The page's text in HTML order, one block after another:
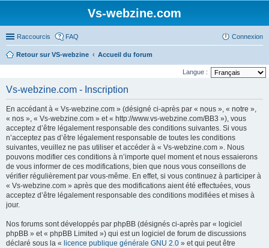
Vs-webzine.com
Raccourcis FAQ Connexion
Retour sur VS-webzine Accueil du forum
Langue :
Vs-webzine.com - Inscription
En accédant à « Vs-webzine.com » (désigné ci-après par « nous », « notre »,
« nos », « Vs-webzine.com » et « http://www.vs-webzine.com/BB3 »), vous
acceptez d’être légalement responsable des conditions suivantes. Si vous
n’acceptez pas d’être légalement responsable de toutes les conditions
suivantes, veuillez ne pas utiliser et accéder à « Vs-webzine.com ». Nous
pouvons modifier ces conditions à n’importe quel moment et nous essaierons
de vous informer de ces modifications, bien que nous vous conseillons de
vérifier régulièrement par vous-même. En effet, si vous continuez à participer à
« Vs-webzine.com » après que des modifications aient été effectuées, vous
acceptez d’être légalement responsable des conditions modifiées et mises à
jour.
Nos forums sont développés par phpBB (désignés ci-après par « logiciel
phpBB » et « phpBB Limited ») qui est un logiciel de forum de discussions
déclaré sous la « licence publique générale GNU 2.0 » et qui peut être